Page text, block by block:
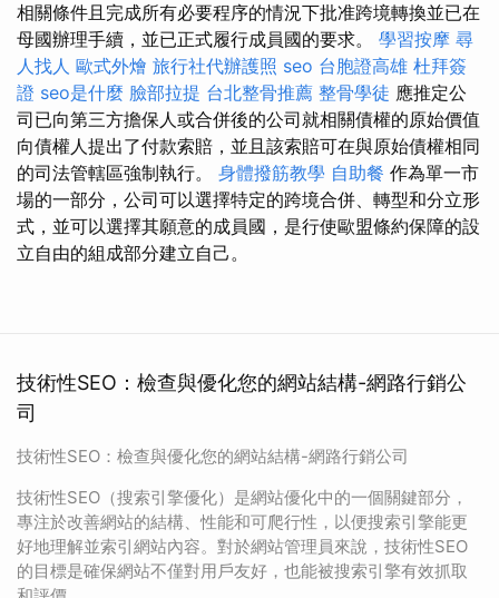
相關條件且完成所有必要程序的情況下批准跨境轉換並已在
母國辦理手續，並已正式履行成員國的要求。 學習按摩 尋
人找人 歐式外燴 旅行社代辦護照 seo 台胞證高雄 杜拜簽
證 seo是什麼 臉部拉提 台北整骨推薦 整骨學徒 應推定公
司已向第三方擔保人或合併後的公司就相關債權的原始價值
向債權人提出了付款索賠，並且該索賠可在與原始債權相同
的司法管轄區強制執行。 身體撥筋教學 自助餐 作為單一市
場的一部分，公司可以選擇特定的跨境合併、轉型和分立形
式，並可以選擇其願意的成員國，是行使歐盟條約保障的設
立自由的組成部分建立自己。
技術性SEO：檢查與優化您的網站結構-網路行銷公
司
技術性SEO：檢查與優化您的網站結構-網路行銷公司
技術性SEO（搜索引擎優化）是網站優化中的一個關鍵部分，
專注於改善網站的結構、性能和可爬行性，以便搜索引擎能更
好地理解並索引網站內容。對於網站管理員來說，技術性SEO
的目標是確保網站不僅對用戶友好，也能被搜索引擎有效抓取